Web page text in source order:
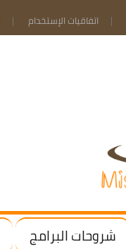
اتفاقيات الإستخدام
شروحات البرامج